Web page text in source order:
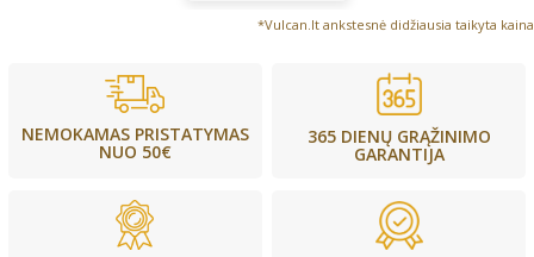
*Vulcan.lt ankstesnė didžiausia taikyta kaina
NEMOKAMAS PRISTATYMAS
NUO 50€
365 DIENŲ GRĄŽINIMO
GARANTIJA